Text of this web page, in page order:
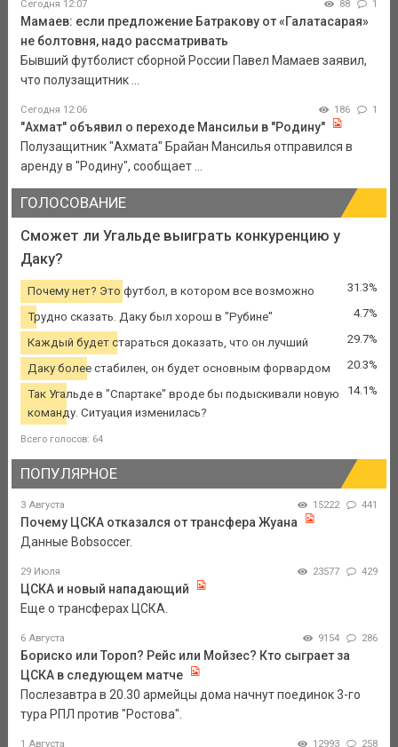
Сегодня 12:07 88 1
Мамаев: если предложение Батракову от «Галатасарая»
не болтовня, надо рассматривать
Бывший футболист сборной России Павел Мамаев заявил,
что полузащитник ...
Сегодня 12:06 186 1
"Ахмат" объявил о переходе Мансильи в "Родину"
Полузащитник "Ахмата" Брайан Мансилья отправился в
аренду в "Родину", сообщает ...
ГОЛОСОВАНИЕ
Сможет ли Угальде выиграть конкуренцию у
Даку?
Почему нет? Это футбол, в котором все возможно 31.3%
Трудно сказать. Даку был хорош в "Рубине" 4.7%
Каждый будет стараться доказать, что он лучший 29.7%
Даку более стабилен, он будет основным форвардом 20.3%
Так Угальде в "Спартаке" вроде бы подыскивали новую
команду. Ситуация изменилась?
14.1%
Всего голосов: 64
ПОПУЛЯРНОЕ
3 Августа 15222 441
Почему ЦСКА отказался от трансфера Жуана
Данные Bobsoccer.
29 Июля 23577 429
ЦСКА и новый нападающий
Еще о трансферах ЦСКА.
6 Августа 9154 286
Бориско или Тороп? Рейс или Мойзес? Кто сыграет за
ЦСКА в следующем матче
Послезавтра в 20.30 армейцы дома начнут поединок 3-го
тура РПЛ против "Ростова".
1 Августа 12993 258